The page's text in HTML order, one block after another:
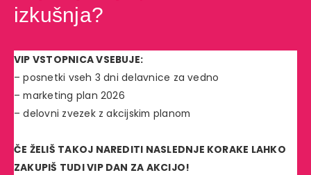
izkušnja?
VIP VSTOPNICA VSEBUJE:
– posnetki vseh 3 dni delavnice za vedno
– marketing plan 2026
– delovni zvezek z akcijskim planom
ČE ŽELIŠ TAKOJ NAREDITI NASLEDNJE KORAKE LAHKO
ZAKUPIŠ TUDI VIP DAN ZA AKCIJO!